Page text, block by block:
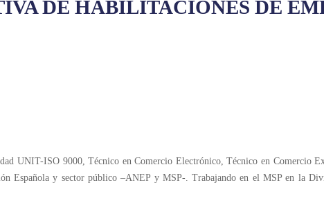
DE HABILITACIONES DE
UNIT-ISO 9000, Técnico en Comercio Electrónico, Técnico en Comercio
Española y sector público –ANEP y MSP-. Trabajando en el MSP en la